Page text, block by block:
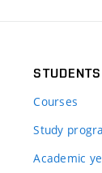
STUDENTS
Courses
Study
Academic